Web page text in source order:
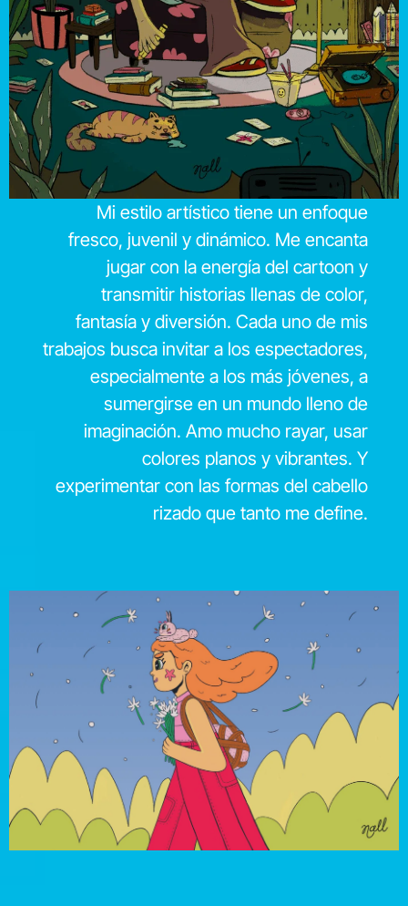
Mi estilo artístico tiene un enfoque
fresco, juvenil y dinámico. Me encanta
jugar con la energía del cartoon y
transmitir historias llenas de color,
fantasía y diversión. Cada uno de mis
trabajos busca invitar a los espectadores,
especialmente a los más jóvenes, a
sumergirse en un mundo lleno de
imaginación. Amo mucho rayar, usar
colores planos y vibrantes. Y
experimentar con las formas del cabello
rizado que tanto me define.